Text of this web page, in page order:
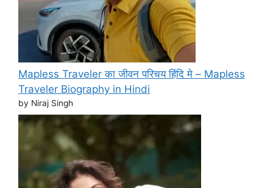
Mapless Traveler का जीवन परिचय हिंदि मे – Mapless
Traveler Biography in Hindi
by Niraj Singh